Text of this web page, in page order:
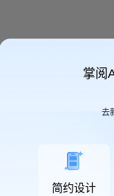
掌阅
去
简约设计